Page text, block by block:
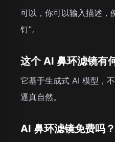
可以，你可以输入描述，
钉”。
这个 AI 鼻环滤镜有
它基于生成式 AI 模型，
逼真自然。
AI 鼻环滤镜免费吗？